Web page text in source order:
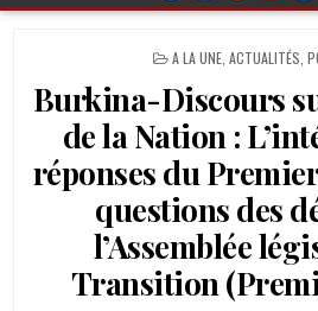
POSTED
A LA UNE, ACTUALITÉS
Burkina-Discours
de la Nation :
réponses du
questions des
l’Assemblée
Transition